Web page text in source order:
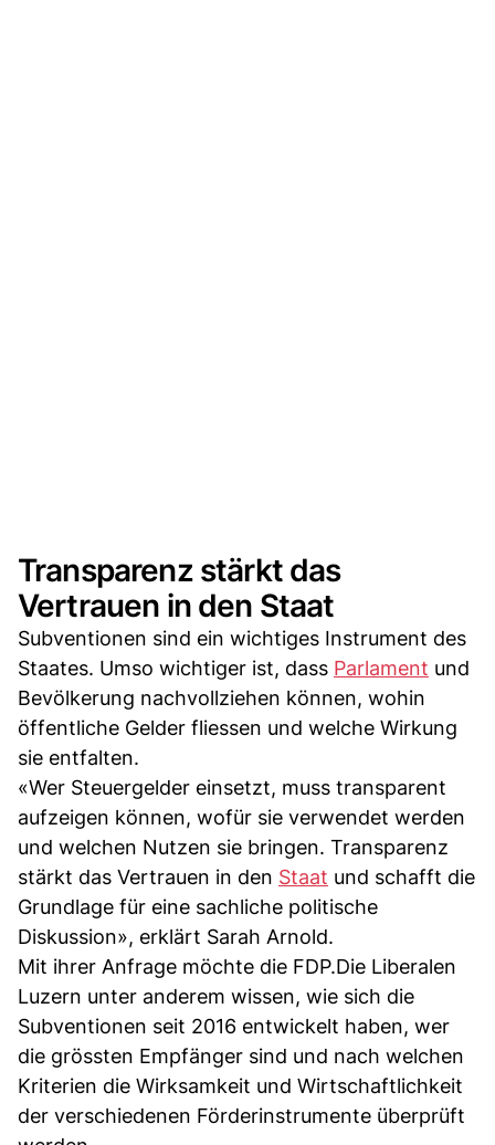
Transparenz stärkt das
Vertrauen in den Staat
Subventionen sind ein wichtiges Instrument des
Staates. Umso wichtiger ist, dass Parlament und
Bevölkerung nachvollziehen können, wohin
öffentliche Gelder fliessen und welche Wirkung
sie entfalten.
«Wer Steuergelder einsetzt, muss transparent
aufzeigen können, wofür sie verwendet werden
und welchen Nutzen sie bringen. Transparenz
stärkt das Vertrauen in den Staat und schafft die
Grundlage für eine sachliche politische
Diskussion», erklärt Sarah Arnold.
Mit ihrer Anfrage möchte die FDP.Die Liberalen
Luzern unter anderem wissen, wie sich die
Subventionen seit 2016 entwickelt haben, wer
die grössten Empfänger sind und nach welchen
Kriterien die Wirksamkeit und Wirtschaftlichkeit
der verschiedenen Förderinstrumente überprüft